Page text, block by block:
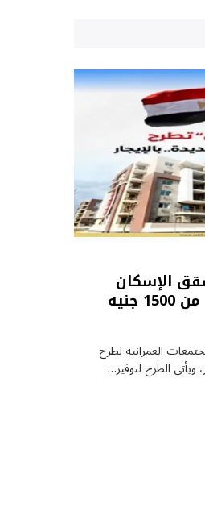
الإسكان
الإيجار 2026 بإيجار يبدأ من 1500 جنيه
العمرانية لطرح
الطرح لتوفير…